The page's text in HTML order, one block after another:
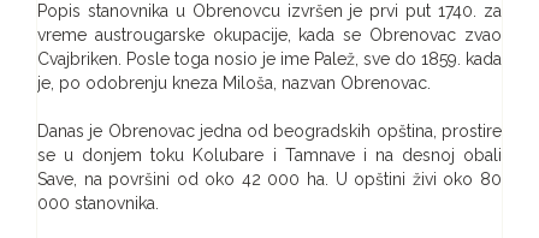
Popis stanovnika u Obrenovcu izvršen je prvi put 1740. za
vreme austrougarske okupacije, kada se Obrenovac zvao
Cvajbriken. Posle toga nosio je ime Palež, sve do 1859. kada
je, po odobrenju kneza Miloša, nazvan Obrenovac.
Danas je Obrenovac jedna od beogradskih opština, prostire
se u donjem toku Kolubare i Tamnave i na desnoj obali
Save, na površini od oko 42 000 ha. U opštini živi oko 80
000 stanovnika.